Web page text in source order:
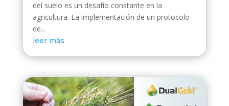
del suelo es un desafío constante en la
agricultura. La implementación de un protocolo
de...
leer más